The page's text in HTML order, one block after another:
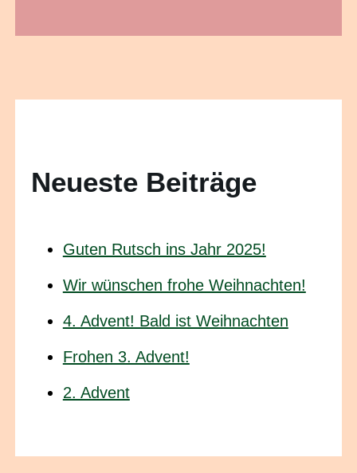
Neueste Beiträge
Guten Rutsch ins Jahr 2025!
Wir wünschen frohe Weihnachten!
4. Advent! Bald ist Weihnachten
Frohen 3. Advent!
2. Advent